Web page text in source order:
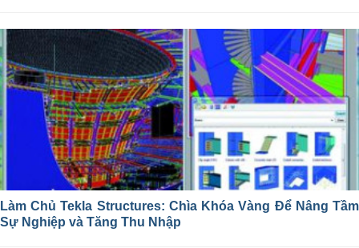
Làm Chủ Tekla Structures: Chìa Khóa Vàng Để Nâng Tầm
Sự Nghiệp và Tăng Thu Nhập